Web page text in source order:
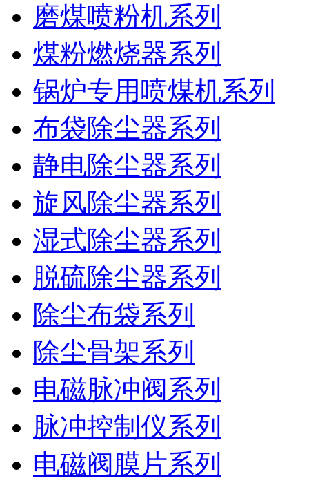
磨煤喷粉机系列
煤粉燃烧器系列
锅炉专用喷煤机系列
布袋除尘器系列
静电除尘器系列
旋风除尘器系列
湿式除尘器系列
脱硫除尘器系列
除尘布袋系列
除尘骨架系列
电磁脉冲阀系列
脉冲控制仪系列
电磁阀膜片系列